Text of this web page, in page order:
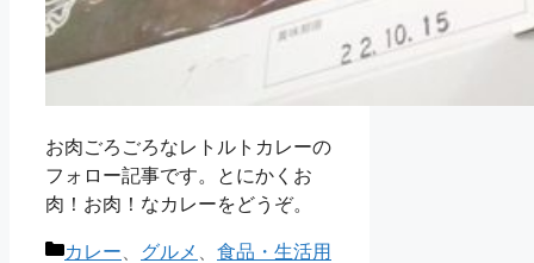
お肉ごろごろなレトルトカレーの
フォロー記事です。とにかくお
肉！お肉！なカレーをどうぞ。
カ
カレー、 グルメ 、 食品・生活用